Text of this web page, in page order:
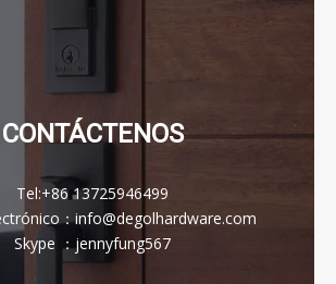
CONTÁCTENOS
Tel:+86 13725946499
： info@degolhardware.com
Skype ： jennyfung567